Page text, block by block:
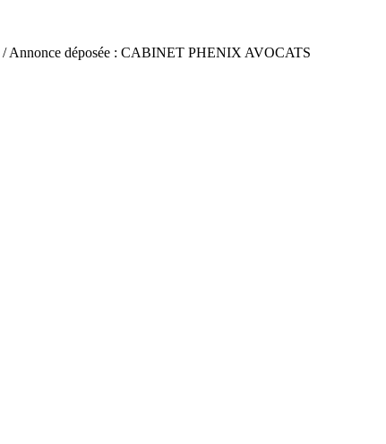
/ Annonce déposée : CABINET PHENIX AVOCATS